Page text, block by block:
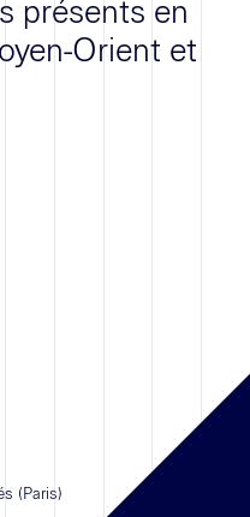
présents en
Orient et
(Paris)